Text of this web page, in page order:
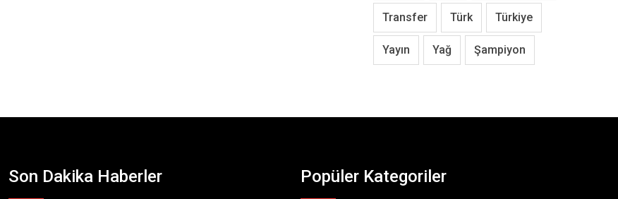
Transfer Türk Türkiye
Yayın Yağ Şampiyon
Son Dakika Haberler Popüler Kategoriler